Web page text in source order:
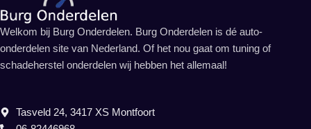
Welkom bij Burg Onderdelen. Burg Onderdelen is dé auto-
onderdelen site van Nederland. Of het nou gaat om tuning of
schadeherstel onderdelen wij hebben het allemaal!
Tasveld 24, 3417 XS Montfoort